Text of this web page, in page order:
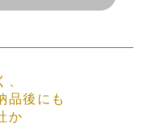
品後にも
か